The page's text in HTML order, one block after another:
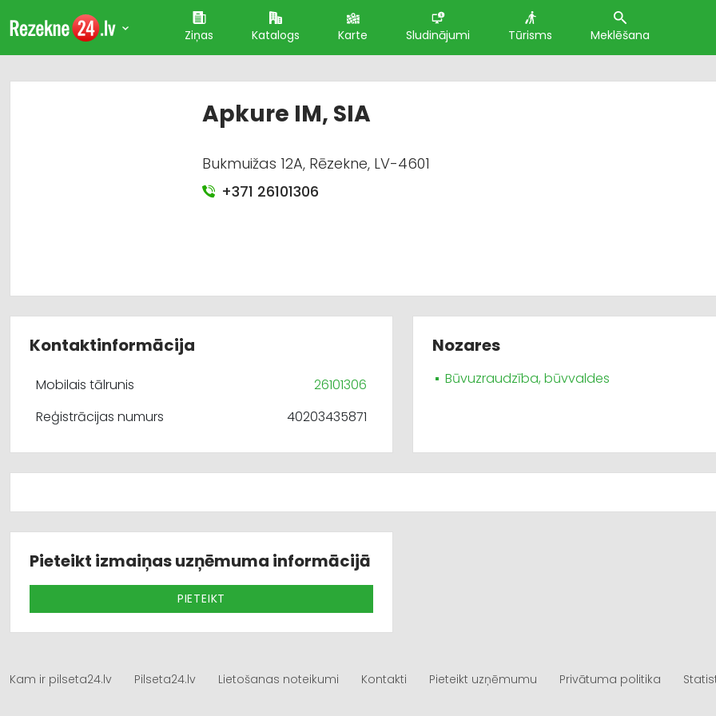
Ziņas Katalogs Karte Sludinājumi Tūrisms Meklēšana
Apkure IM, SIA
Bukmuižas 12A, Rēzekne, LV-4601
+371 26101306
Kontaktinformācija
Mobilais tālrunis
26101306
Reģistrācijas numurs
40203435871
Nozares
Būvuzraudzība, būvvaldes
Pieteikt izmaiņas uzņēmuma informācijā
PIETEIKT
Kam ir pilseta24.lv Pilseta24.lv Lietošanas noteikumi Kontakti Pieteikt uzņēmumu Privātuma politika